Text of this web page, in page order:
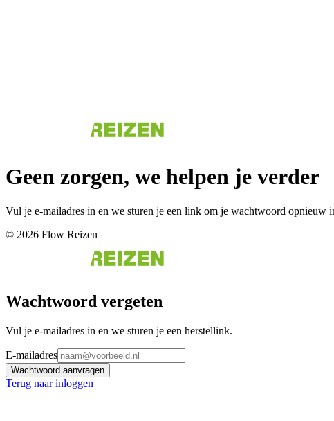
Geen zorgen, we helpen je verder
Vul je e-mailadres in en we sturen je een link om je wachtwoord opnieuw
© 2026 Flow Reizen
Wachtwoord vergeten
Vul je e-mailadres in en we sturen je een herstellink.
E-mailadres
Wachtwoord aanvragen
Terug naar inloggen